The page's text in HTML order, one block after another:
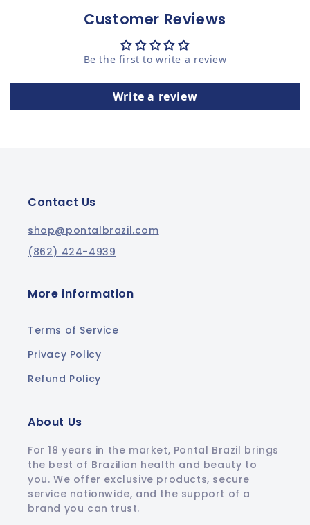
Customer Reviews
Be the first to write a review
Write a review
Contact Us
shop@pontalbrazil.com
(862) 424-4939
More information
Terms of Service
Privacy Policy
Refund Policy
About Us
For 18 years in the market, Pontal Brazil brings
the best of Brazilian health and beauty to
you. We offer exclusive products, secure
service nationwide, and the support of a
brand you can trust.